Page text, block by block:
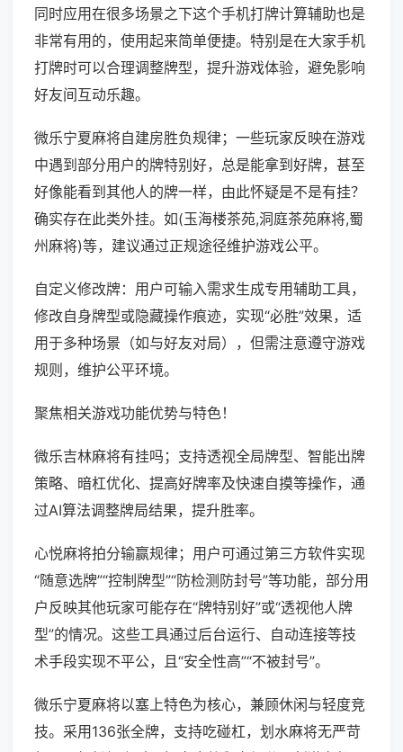
同时应用在很多场景之下这个手机打牌计算辅助也是
非常有用的，使用起来简单便捷。特别是在大家手机
打牌时可以合理调整牌型，提升游戏体验，避免影响
好友间互动乐趣。
微乐宁夏麻将自建房胜负规律；一些玩家反映在游戏
中遇到部分用户的牌特别好，总是能拿到好牌，甚至
好像能看到其他人的牌一样，由此怀疑是不是有挂？
确实存在此类外挂。如(玉海楼茶苑,洞庭茶苑麻将,蜀
州麻将)等，建议通过正规途径维护游戏公平。
自定义修改牌：用户可输入需求生成专用辅助工具，
修改自身牌型或隐藏操作痕迹，实现“必胜”效果，适
用于多种场景（如与好友对局），但需注意遵守游戏
规则，维护公平环境。
聚焦相关游戏功能优势与特色！
微乐吉林麻将有挂吗；支持透视全局牌型、智能出牌
策略、暗杠优化、提高好牌率及快速自摸等操作，通
过AI算法调整牌局结果，提升胜率。
心悦麻将拍分输赢规律；用户可通过第三方软件实现
“随意选牌”“控制牌型”“防检测防封号”等功能，部分用
户反映其他玩家可能存在“牌特别好”或“透视他人牌
型”的情况。这些工具通过后台运行、自动连接等技
术手段实现不平公，且“安全性高”“不被封号”。
微乐宁夏麻将以塞上特色为核心，兼顾休闲与轻度竞
技。采用136张全牌，支持吃碰杠，划水麻将无严苛